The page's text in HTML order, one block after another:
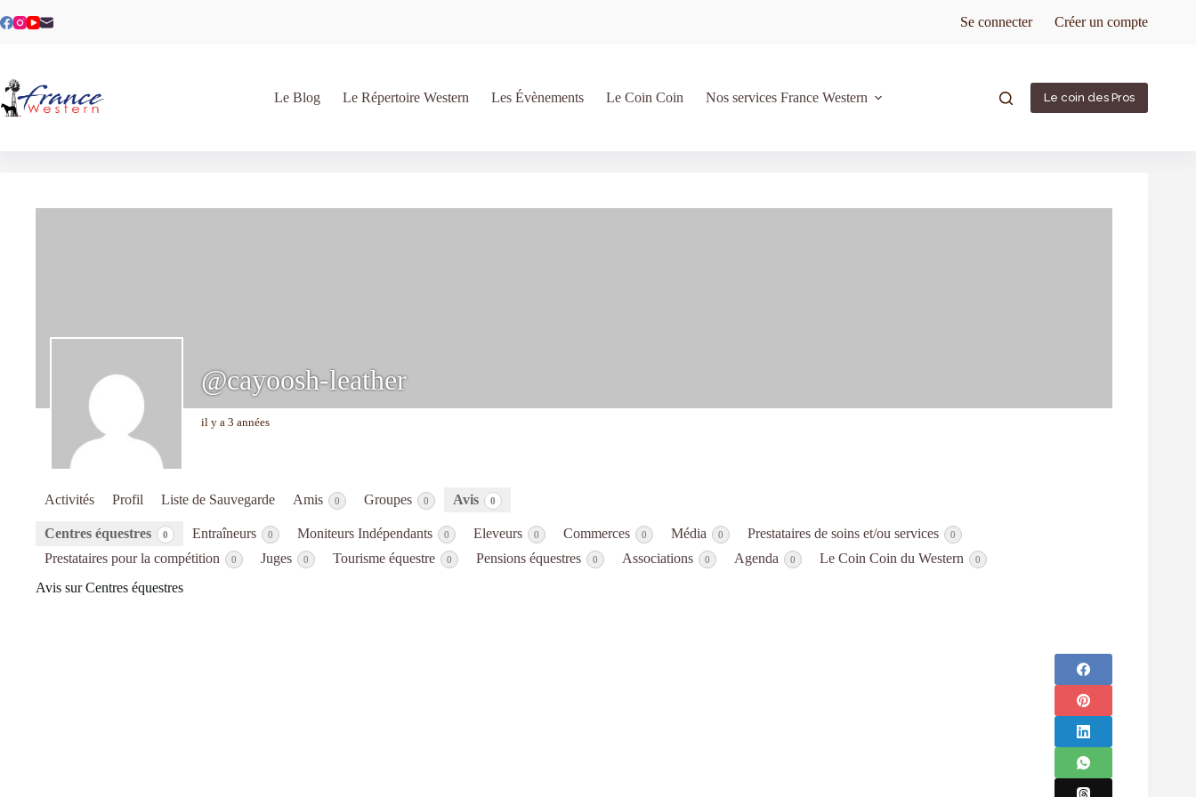
au
Se connecter Créer un compte
Le Blog Le Répertoire Western Les Évènements Le Coin Coin Nos services France Western Le coin des Pros
@cayoosh-leather
il y a 3 années
Activités Profil Liste de Sauvegarde Amis 0 Groupes 0 Avis 0
Centres équestres 0 Entraîneurs 0 Moniteurs Indépendants 0 Eleveurs 0 Commerces 0 Média 0 Prestataires de soins et/ou services 0
Prestataires pour la compétition 0 Juges 0 Tourisme équestre 0 Pensions équestres 0 Associations 0 Agenda 0 Le Coin Coin du Western 0
Avis sur Centres équestres